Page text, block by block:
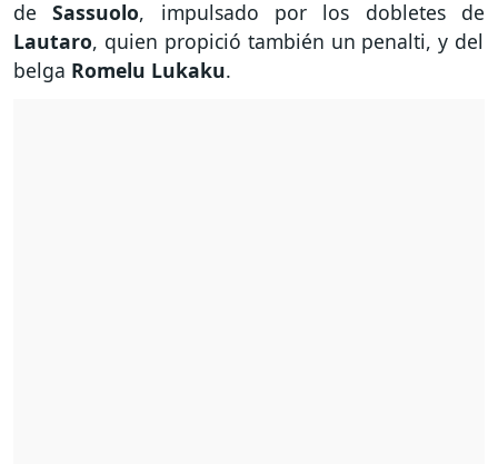
deSassuolo, impulsado por los dobletes de
Lautaro, quien propició también un penalti, y del
belga Romelu Lukaku.